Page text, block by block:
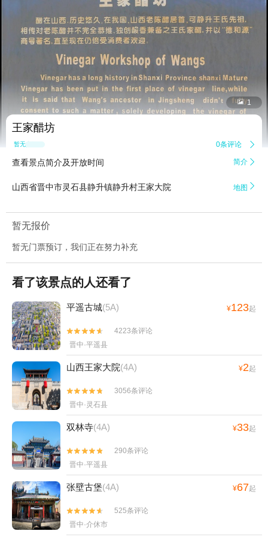
 1
王家醋坊
暂无点评 0条评论 
查看景点简介及开放时间 简介 
山西省晋中市灵石县静升镇静升村王家大院 地图 
暂无报价
暂无门票预订，我们正在努力补充
看了该景点的人还看了
平遥古城(5A) ¥123起


4223条评论
晋中·平遥县
山西王家大院(4A) ¥2起


3056条评论
晋中·灵石县
双林寺(4A) ¥33起


290条评论
晋中·平遥县
张壁古堡(4A) ¥67起


525条评论
晋中·介休市